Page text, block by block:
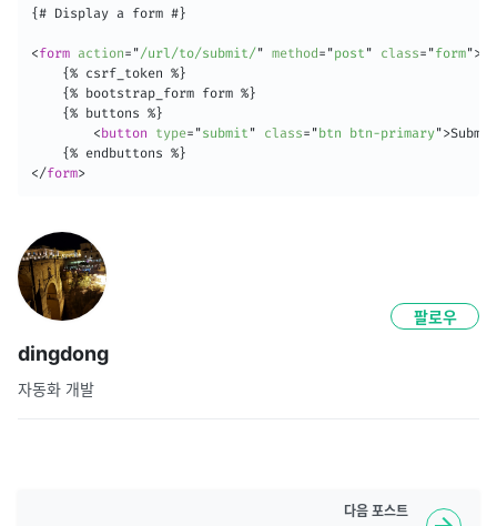
{# Display a form #}
<form action= "/url/to/submit/" method= "post " class= "form">
    {% csrf_token %}
    {% bootstrap_form form %}
    {% buttons %}
<button type= "submit " class= "btn btn-primary">Submit
</form>
dingdong
자동화 개발
팔로우
다음 포스트